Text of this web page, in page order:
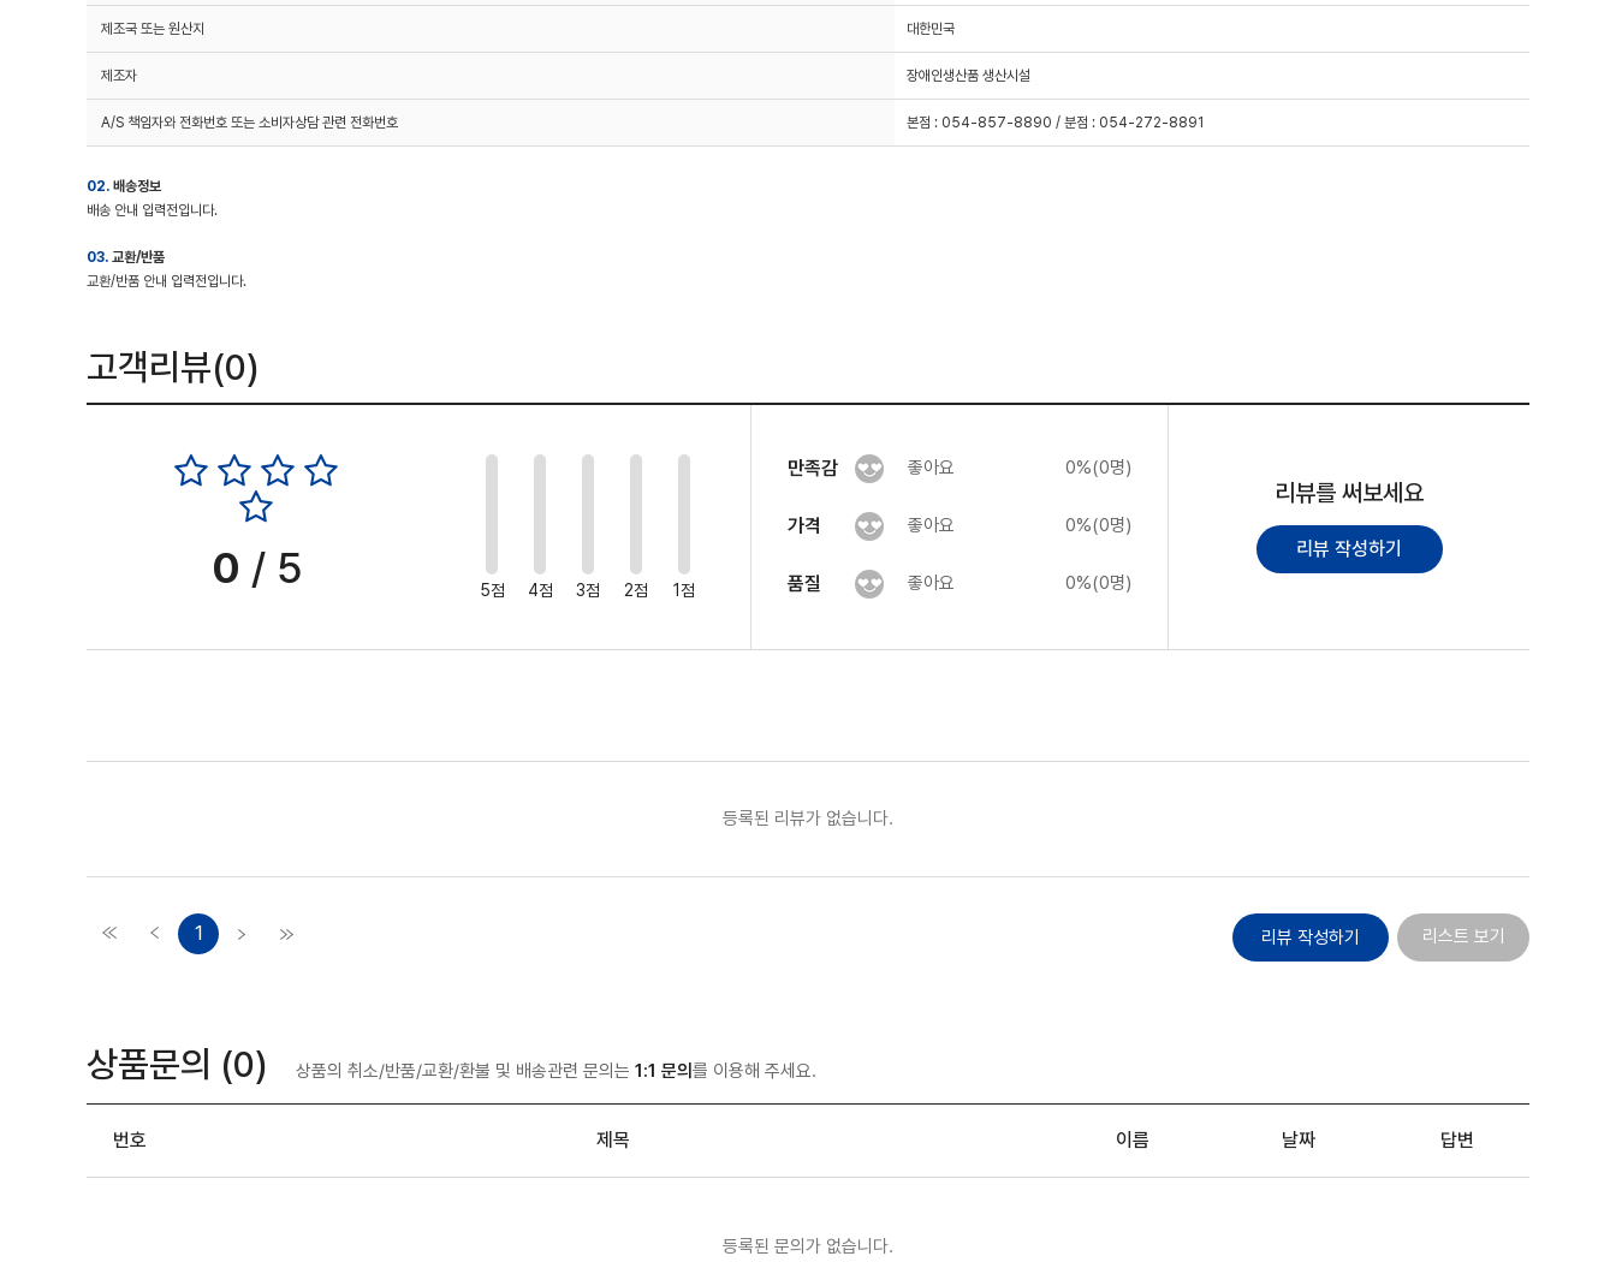
제조국 또는 원산지 대한민국
제조자 장애인생산품 생산시설
A/S 책임자와 전화번호 또는 소비자상담 관련 전화번호 본점 : 054-857-8890 / 분점 : 054-272-8891
02. 배송정보
배송 안내 입력전입니다.
03. 교환/반품
교환/반품 안내 입력전입니다.
고객리뷰(0)
0 / 5 5점 4점 3점 2점 1점
만족감 좋아요 0%(0명)
가격 좋아요 0%(0명)
품질 좋아요 0%(0명)
리뷰를 써보세요
리뷰 작성하기
포토리뷰
등록된 리뷰가 없습니다.
1 리뷰 작성하기 리스트 보기
상품문의 (0) 상품의 취소/반품/교환/환불 및 배송관련 문의는 1:1 문의 를 이용해 주세요.
번호 제목 이름 날짜 답변
등록된 문의가 없습니다.